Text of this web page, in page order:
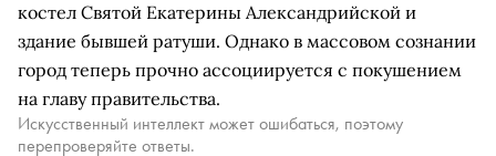
костел Святой Екатерины Александрийской и
здание бывшей ратуши. Однако в массовом сознании
город теперь прочно ассоциируется с покушением
на главу правительства.
Искусственный интеллект может ошибаться, поэтому
перепроверяйте ответы.